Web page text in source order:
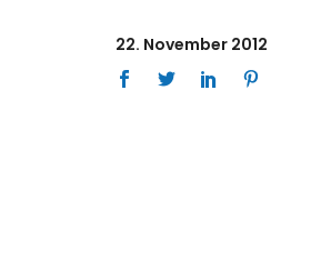
22. November 2012